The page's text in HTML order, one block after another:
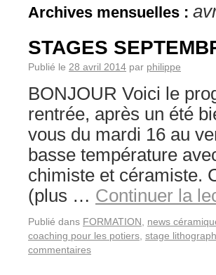
Archives mensuelles :
STAGES
Publié le 28 avril 2014 par philippe
BONJOUR Voici le
rentrée, après un été
vous du mardi 16 au
basse température
chimiste et céramiste.
(plus … Continuer la
Publié dans FORMATION news
coaching pour les potiers stage
commentaires